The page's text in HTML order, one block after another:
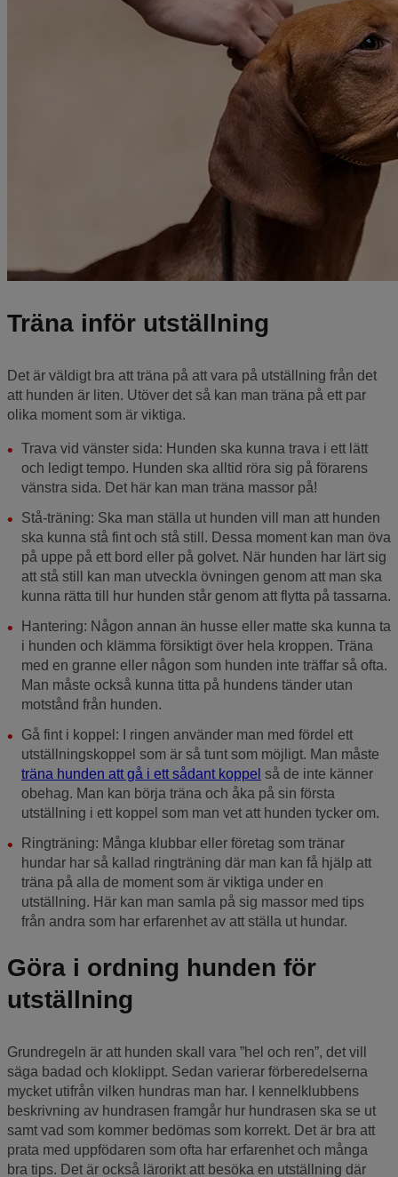
Träna inför utställning
Det är väldigt bra att träna på att vara på utställning från det
att hunden är liten. Utöver det så kan man träna på ett par
olika moment som är viktiga.
Trava vid vänster sida: Hunden ska kunna trava i ett lätt
och ledigt tempo. Hunden ska alltid röra sig på förarens
vänstra sida. Det här kan man träna massor på!
Stå-träning: Ska man ställa ut hunden vill man att hunden
ska kunna stå fint och stå still. Dessa moment kan man öva
på uppe på ett bord eller på golvet. När hunden har lärt sig
att stå still kan man utveckla övningen genom att man ska
kunna rätta till hur hunden står genom att flytta på tassarna.
Hantering: Någon annan än husse eller matte ska kunna ta
i hunden och klämma försiktigt över hela kroppen. Träna
med en granne eller någon som hunden inte träffar så ofta.
Man måste också kunna titta på hundens tänder utan
motstånd från hunden.
Gå fint i koppel: I ringen använder man med fördel ett
utställningskoppel som är så tunt som möjligt. Man måste
träna hunden att gå i ett sådant koppel så de inte känner
obehag. Man kan börja träna och åka på sin första
utställning i ett koppel som man vet att hunden tycker om.
Ringträning: Många klubbar eller företag som tränar
hundar har så kallad ringträning där man kan få hjälp att
träna på alla de moment som är viktiga under en
utställning. Här kan man samla på sig massor med tips
från andra som har erfarenhet av att ställa ut hundar.
Göra i ordning hunden för
utställning
Grundregeln är att hunden skall vara ”hel och ren”, det vill
säga badad och kloklippt. Sedan varierar förberedelserna
mycket utifrån vilken hundras man har. I kennelklubbens
beskrivning av hundrasen framgår hur hundrasen ska se ut
samt vad som kommer bedömas som korrekt. Det är bra att
prata med uppfödaren som ofta har erfarenhet och många
bra tips. Det är också lärorikt att besöka en utställning där